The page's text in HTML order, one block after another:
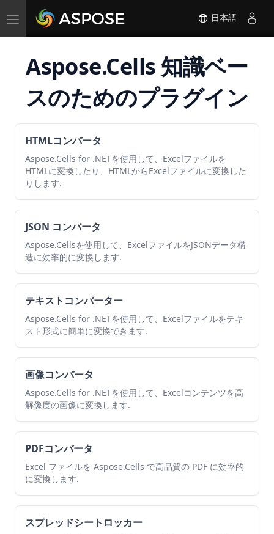
Toggle
navigation
日本語
Aspose.Cells 知識ベー
スのためのプラグイン
HTMLコンバータ
Aspose.Cells for .NETを使用して、Excelファイルを
HTMLに変換したり、HTMLからExcelファイルに変換した
りします.
JSON コンバータ
Aspose.Cellsを使用して、ExcelファイルをJSONデータ構
造に効率的に変換します.
テキストコンバーター
Aspose.Cells for .NETを使用して、Excelファイルをテキ
スト形式に簡単に変換できます.
画像コンバータ
Aspose.Cells for .NETを使用して、Excelコンテンツを高
解像度の画像に変換します.
PDFコンバータ
Excel ファイルを Aspose.Cells で高品質の PDF に効率的
に変換します.
スプレッドシートロッカー